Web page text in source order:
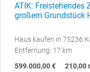
ATIK:
großem Grundstück
Haus kaufen in 75236
Entfernung: 17 km
599.000,00 €
210,00